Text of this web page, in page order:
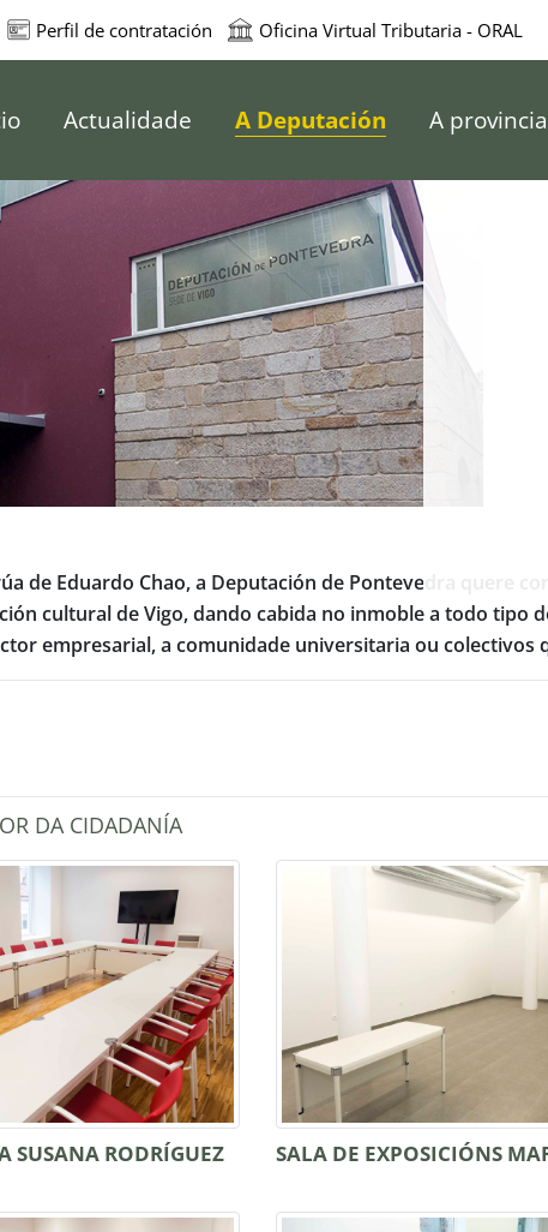
Perfil de contratación Oficina Virtual Tributaria - ORAL
de Pontevedra
Actualidade A Deputación A provincia
de Eduardo Chao, a Deputación de Pontevedra quere
cultural de Vigo, dando cabida no inmoble a todo tipo
empresarial, a comunidade universitaria ou
DA CIDADANÍA
SUSANA RODRÍGUEZ
SALA DE EXPOSICIÓNS